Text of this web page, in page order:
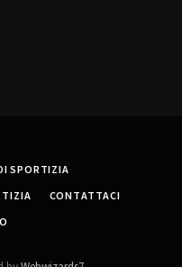
SPORTIZIA
CONTATTACI